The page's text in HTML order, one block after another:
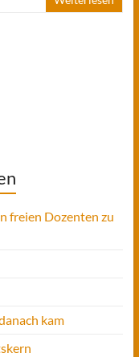
freien Dozenten zu
kam